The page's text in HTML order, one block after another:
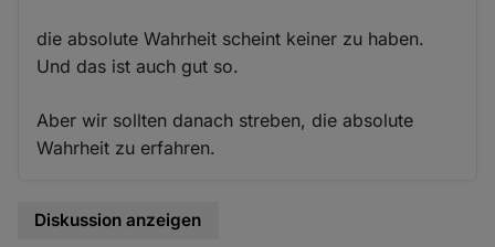
die absolute Wahrheit scheint keiner zu haben.
Und das ist auch gut so.
Aber wir sollten danach streben, die absolute
Wahrheit zu erfahren.
Diskussion anzeigen